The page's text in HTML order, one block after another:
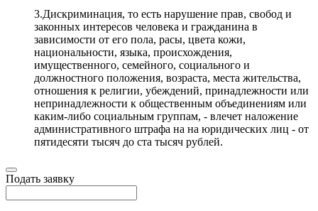
3.Дискриминация, то есть нарушение прав, свобод и
законных интересов человека и гражданина в
зависимости от его пола, расы, цвета кожи,
национальности, языка, происхождения,
имущественного, семейного, социального и
должностного положения, возраста, места жительства,
отношения к религии, убеждений, принадлежности или
непринадлежности к общественным объединениям или
каким-либо социальным группам, - влечет наложение
административного штрафа на на юридических лиц - от
пятидесяти тысяч до ста тысяч рублей.
Подать заявку